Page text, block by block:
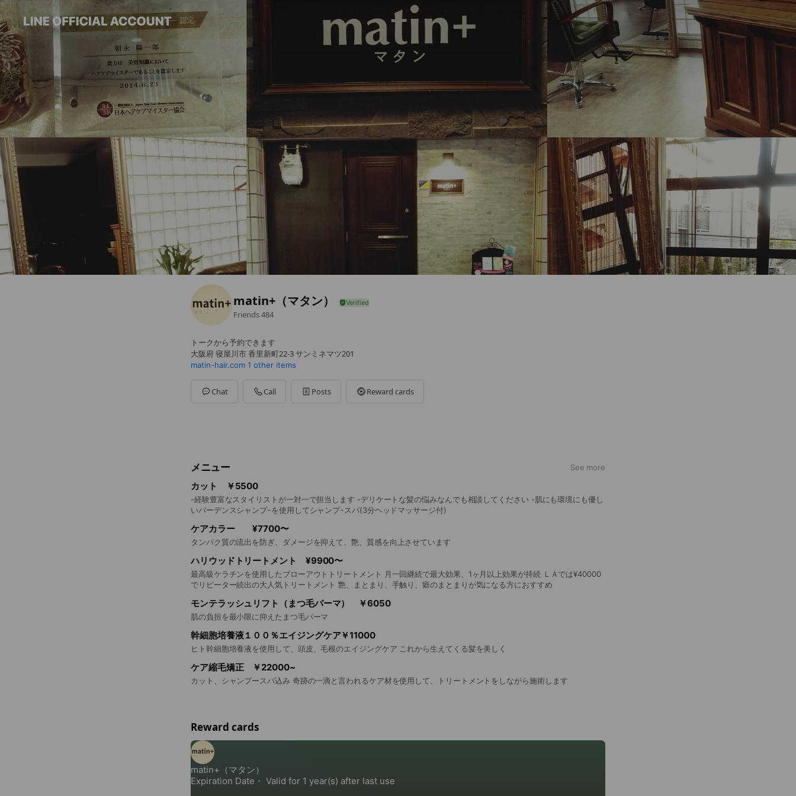
matin+（マタン）
Friends484
トークから予約できます
大阪府 寝屋川市 香里新町22-3 サンミネマツ201
matin-hair.com 1 other items
Chat Call Posts Reward cards
メニュー See more
カット ￥5500
-経験豊富なスタイリストが一対一で担当します -デリケートな髪の悩みなんでも相談してください -肌にも環境にも優し
いバーデンスシャンプｰを使用してシャンプｰスパ(3分ヘッドマッサージ付)
ケアカラー ¥7700〜
タンパク質の流出を防ぎ、ダメージを抑えて、艶、質感を向上させています
ハリウッドトリートメント ¥9900〜
最高級ケラチンを使用したブローアウトトリートメント 月一回継続で最大効果、1ヶ月以上効果が持続 ＬＡでは¥40000
でリピーター続出の大人気トリートメント 艶、まとまり、手触り、癖のまとまりが気になる方におすすめ
モンテラッシュリフト（まつ毛パーマ） ￥6050
肌の負担を最小限に抑えたまつ毛パーマ
幹細胞培養液１００％エイジングケア￥11000
ヒト幹細胞培養液を使用して、頭皮、毛根のエイジングケア これから生えてくる髪を美しく
ケア縮毛矯正 ￥22000~
カット、シャンプースパ込み 奇跡の一滴と言われるケア材を使用して、トリートメントをしながら施術します
Reward cards